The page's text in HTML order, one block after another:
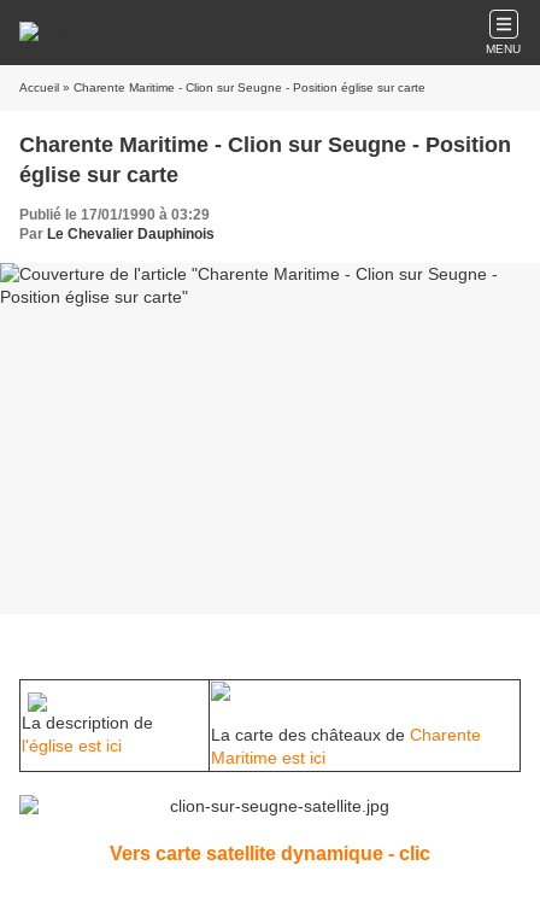
MENU
Accueil » Charente Maritime - Clion sur Seugne - Position église sur carte
Charente Maritime - Clion sur Seugne - Position
église sur carte
Publié le 17/01/1990 à 03:29
Par Le Chevalier Dauphinois
La description de
l'église est ici
La carte des châteaux de Charente
Maritime est ici
Vers carte satellite dynamique - clic